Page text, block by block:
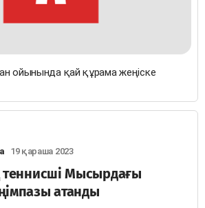
ойынында қай құрама жеңіске
19 қараша 2023
теннисші Мысырдағы
атанды